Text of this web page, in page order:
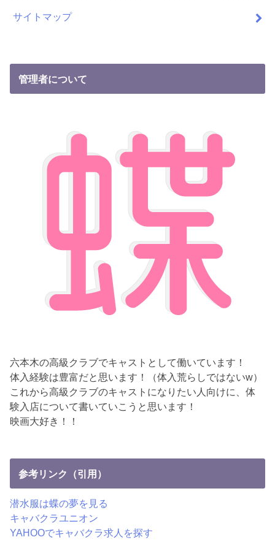
サイトマップ
管理者について
六本木の高級クラブでキャストとして働いています！
体入経験は豊富だと思います！（体入荒らしではないw）
これから高級クラブのキャストになりたい人向けに、体
験入店について書いていこうと思います！
映画大好き！！
参考リンク（引用）
潜水服は蝶の夢を見る
キャバクラユニオン
YAHOOでキャバクラ求人を探す